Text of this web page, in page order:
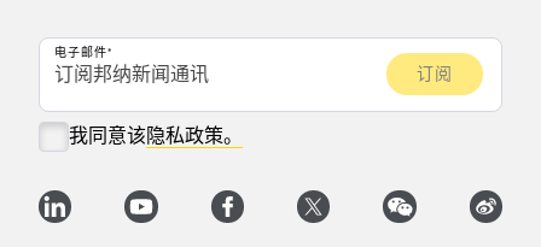
电子邮件
我同意该隐私政策。